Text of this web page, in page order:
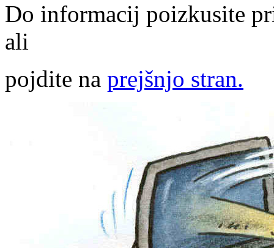
Do informacij poizkusite
ali
pojdite na prejšnjo stran.